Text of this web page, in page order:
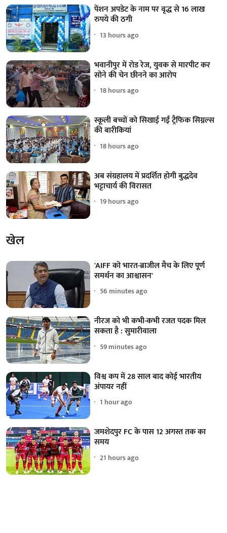
पेंशन अपडेट के नाम पर वृद्ध से 16 लाख
रुपये की ठगी
13 hours ago
भवानीपुर में रोड रेज, युवक से मारपीट कर
सोने की चेन छीनने का आरोप
18 hours ago
स्कूली बच्चों को सिखाई गईं ट्रैफिक सिग्नल्स
की बारीकियां
18 hours ago
अब संग्रहालय में प्रदर्शित होगी बुद्धदेव
भट्टाचार्य की विरासत
19 hours ago
खेल
'AIFF को भारत-ब्राजील मैच के लिए पूर्ण
समर्थन का आश्वासन'
56 minutes ago
नीरज को भी कभी-कभी रजत पदक मिल
सकता है : सुमारीवाला
59 minutes ago
विश्व कप में 28 साल बाद कोई भारतीय
अंपायर नहीं
1 hour ago
जमशेदपुर FC के पास 12 अगस्त तक का
समय
21 hours ago